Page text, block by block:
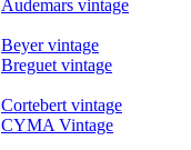
Audemars vintage
Beyer vintage
Breguet vintage
Cortebert vintage
CYMA Vintage